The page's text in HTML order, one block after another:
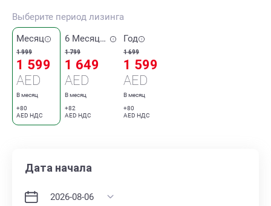
Выберите период лизинга
Месяц
1 999
1 599
AED
В месяц
+80
AED НДС
6 Месяцев
1 799
1 649
AED
В месяц
+82
AED НДС
Год
1 699
1 599
AED
В месяц
+80
AED НДС
Дата начала